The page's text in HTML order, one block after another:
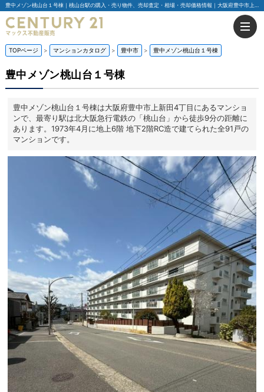
TOPページ マンションカタログ 豊中市 豊中メゾン桃山台１号棟
豊中メゾン桃山台１号棟
豊中メゾン桃山台１号棟は大阪府豊中市上新田4丁目にあるマンショ
ンで、最寄り駅は北大阪急行電鉄の「桃山台」から徒歩9分の距離に
あります。1973年4月に地上6階 地下2階RC造で建てられた全91戸の
マンションです。